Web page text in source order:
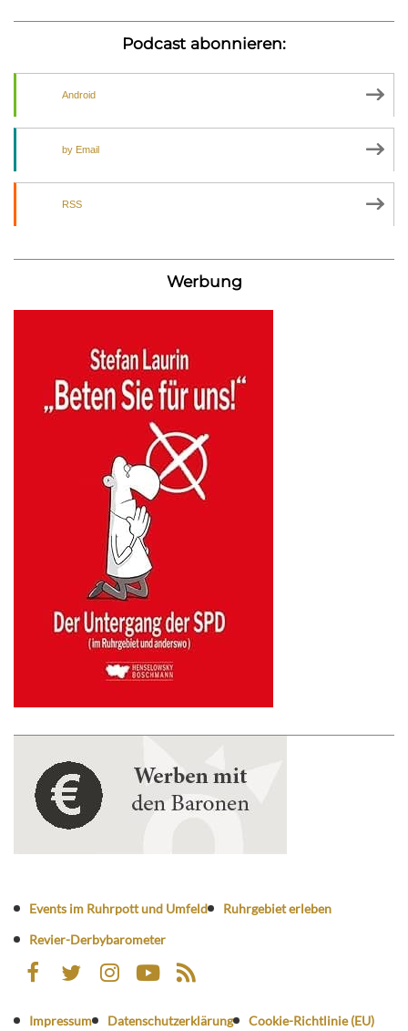
Podcast abonnieren:
Android
by Email
RSS
Werbung
Events im Ruhrpott und Umfeld
Ruhrgebiet erleben
Revier-Derbybarometer
Impressum Datenschutzerklärung Cookie-Richtlinie (EU)